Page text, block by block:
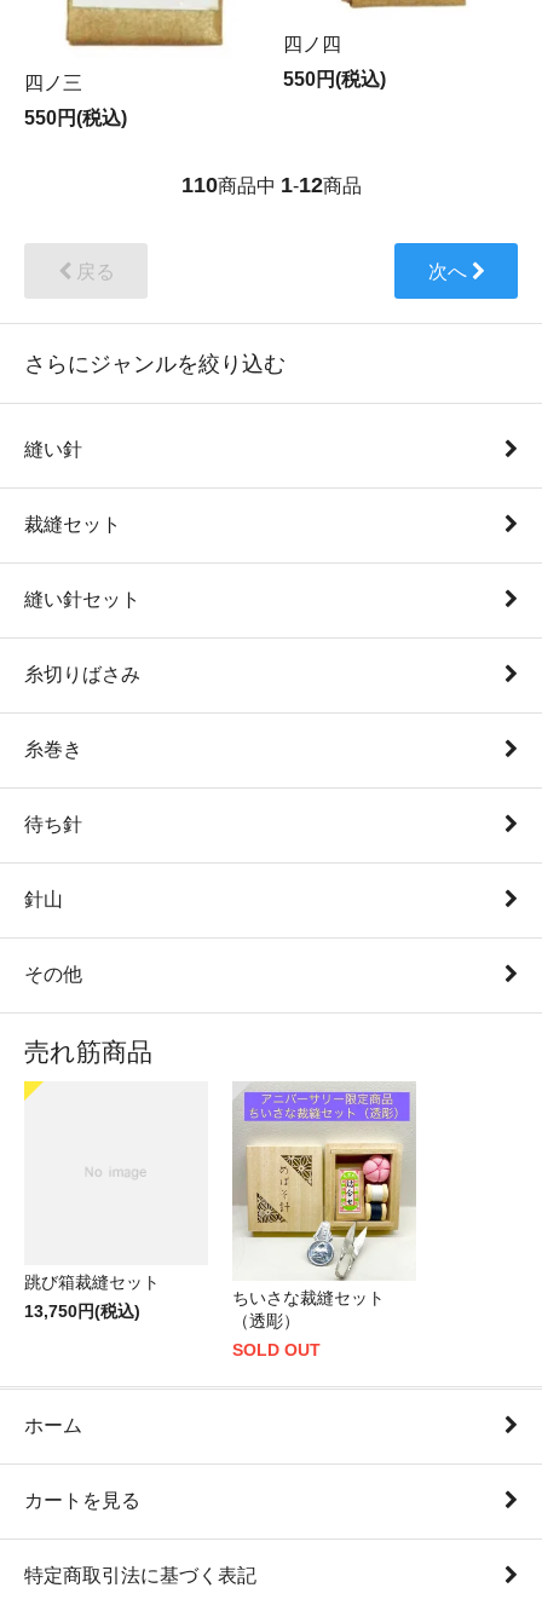
四ノ三
550円(税込)
四ノ四
550円(税込)
110商品中 1-12商品
戻る 次へ
さらにジャンルを絞り込む
縫い針
裁縫セット
縫い針セット
糸切りばさみ
糸巻き
待ち針
針山
その他
売れ筋商品
跳び箱裁縫セット
13,750円(税込)
ちいさな裁縫セット
（透彫）
SOLD OUT
ホーム
カートを見る
特定商取引法に基づく表記